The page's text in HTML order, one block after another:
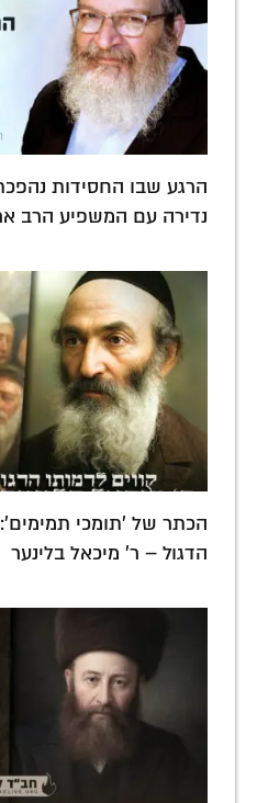
הרגע שבו החסידות
נדירה עם המשפיע הרב
הכתר של 'תומכי
הדגול – ר' מיכאל בלינער